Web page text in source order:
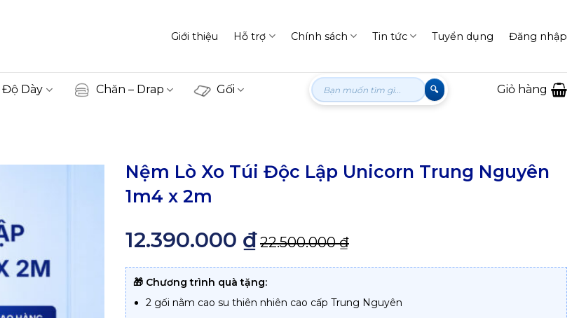
Giới thiệu Hỗ trợ Chính sách Tin tức Tuyển dụng Đăng nhập
Dày Chăn – Drap Gối
Tìm
kiếm:
Giỏ hàng
Nệm Lò Xo Túi Độc Lập Unicorn Trung Nguyên
1m4 x 2m
12.390.000 ₫22.500.000₫
🎁 Chương trình quà tặng:
2 gối nằm cao su thiên nhiên cao cấp Trung Nguyên